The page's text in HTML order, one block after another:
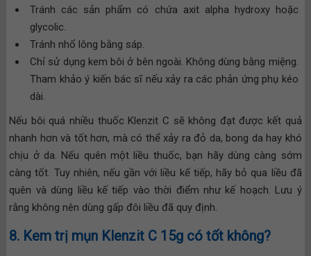
Tránh các sản phẩm có chứa axit alpha hydroxy hoặc
glycolic.
Tránh nhổ lông bằng sáp.
Chỉ sử dụng kem bôi ở bên ngoài. Không dùng bằng miệng.
Tham khảo ý kiến bác sĩ nếu xảy ra các phản ứng phụ kéo
dài.
Nếu bôi quá nhiều thuốc Klenzit C sẽ không đạt được kết quả
nhanh hơn và tốt hơn, mà có thể xảy ra đỏ da, bong da hay khó
chịu ở da. Nếu quên một liều thuốc, bạn hãy dùng càng sớm
càng tốt. Tuy nhiên, nếu gần với liều kế tiếp, hãy bỏ qua liều đã
quên và dùng liều kế tiếp vào thời điểm như kế hoạch. Lưu ý
rằng không nên dùng gấp đôi liều đã quy định.
8. Kem trị mụn Klenzit C 15g có tốt không?